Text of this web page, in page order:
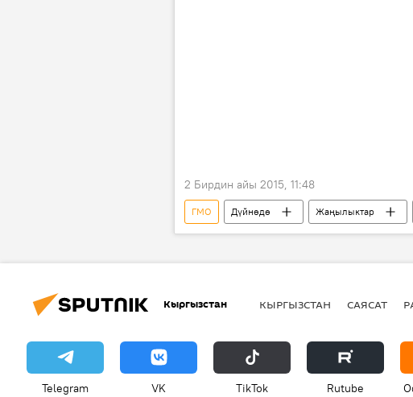
2 Бирдин айы 2015, 11:48
ГМО Дүйнөдө Жаңылыктар
Кыргызстан КЫРГЫЗСТАН САЯСАТ
Telegram VK ТikТоk Rutube